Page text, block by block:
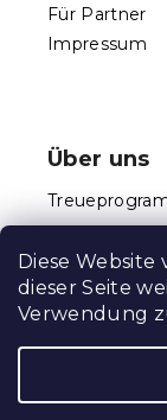
Diese Website
dieser Seite
Verwendung
Für Partner
Impressum
Über uns